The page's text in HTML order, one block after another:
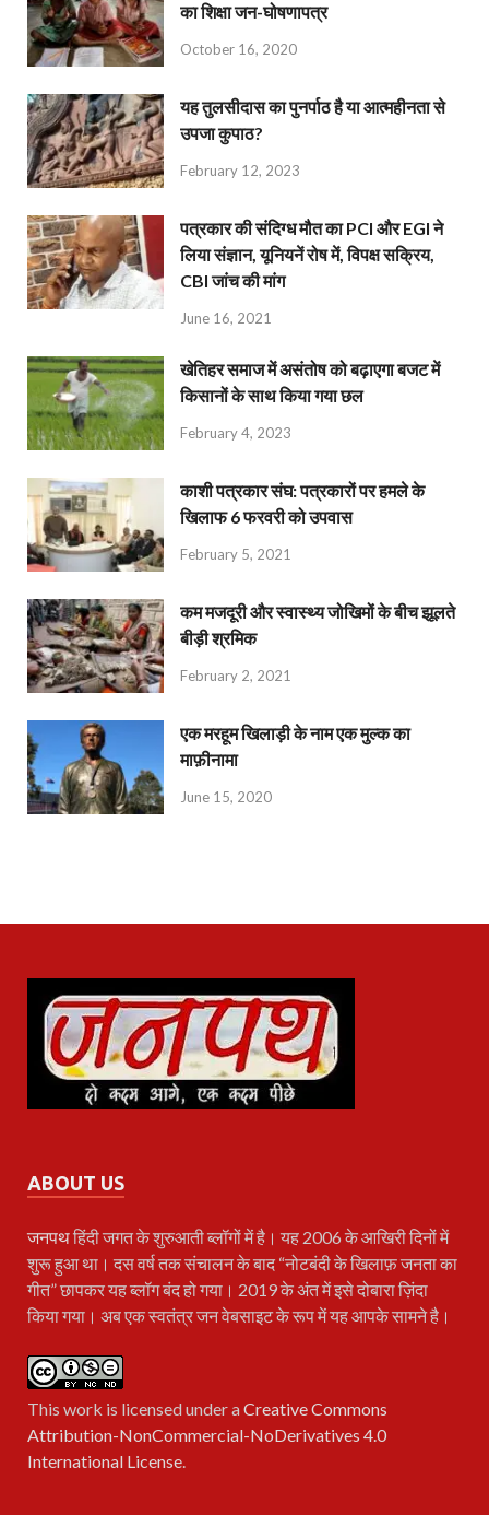
का शिक्षा जन-घोषणापत्र
October 16, 2020
यह तुलसीदास का पुनर्पाठ है या आत्महीनता से
उपजा कुपाठ?
February 12, 2023
पत्रकार की संदिग्ध मौत का PCI और EGI ने
लिया संज्ञान, यूनियनें रोष में, विपक्ष सक्रिय,
CBI जांच की मांग
June 16, 2021
खेतिहर समाज में असंतोष को बढ़ाएगा बजट में
किसानों के साथ किया गया छल
February 4, 2023
काशी पत्रकार संघ: पत्रकारों पर हमले के
खिलाफ 6 फरवरी को उपवास
February 5, 2021
कम मजदूरी और स्वास्थ्य जोखिमों के बीच झूलते
बीड़ी श्रमिक
February 2, 2021
एक मरहूम खिलाड़ी के नाम एक मुल्क का
माफ़ीनामा
June 15, 2020
ABOUT US
जनपथहिंदी जगत के शुरुआती ब्लॉगों में है। यह 2006 के आखिरी दिनों में
शुरू हुआ था। दस वर्ष तक संचालन के बाद “नोटबंदी के खिलाफ़ जनता का
गीत” छापकर यह ब्लॉग बंद हो गया। 2019 के अंत में इसे दोबारा ज़िंदा
किया गया। अब एक स्वतंत्र जन वेबसाइट के रूप में यह आपके सामने है।
This work is licensed under aCreative Commons
Attribution-NonCommercial-NoDerivatives 4.0
International License.